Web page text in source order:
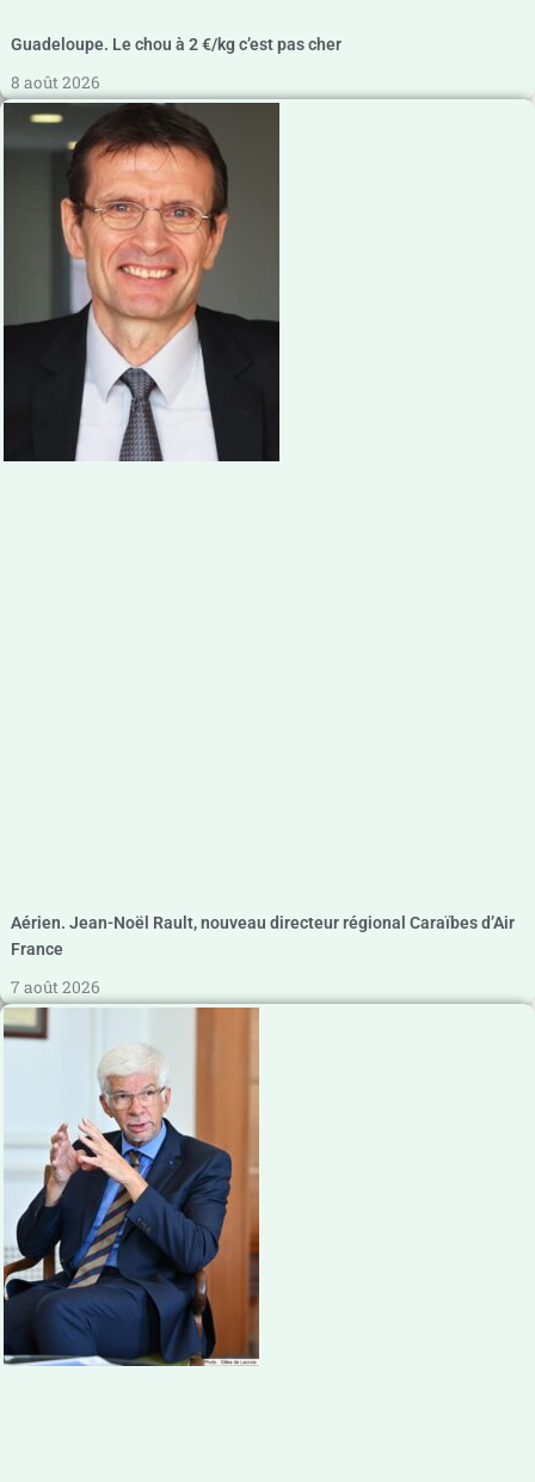
Guadeloupe. Le chou à 2 €/kg c’est pas cher
8 août 2026
Aérien. Jean-Noël Rault, nouveau directeur régional Caraïbes d’Air
France
7 août 2026